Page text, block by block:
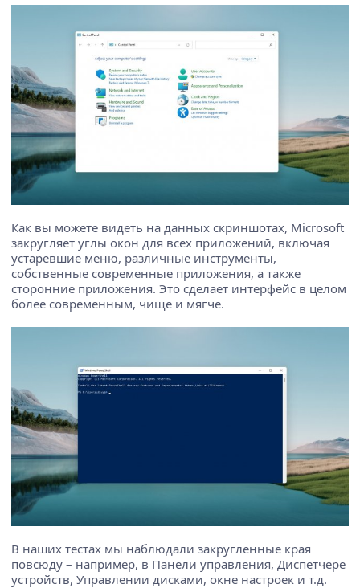
Как вы можете видеть на данных скриншотах, Microsoft
закругляет углы окон для всех приложений, включая
устаревшие меню, различные инструменты,
собственные современные приложения, а также
сторонние приложения. Это сделает интерфейс в целом
более современным, чище и мягче.
В наших тестах мы наблюдали закругленные края
повсюду – например, в Панели управления, Диспетчере
устройств, Управлении дисками, окне настроек и т.д.